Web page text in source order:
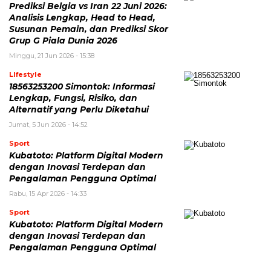
Prediksi Belgia vs Iran 22 Juni 2026:
Analisis Lengkap, Head to Head,
Susunan Pemain, dan Prediksi Skor
Grup G Piala Dunia 2026
Minggu, 21 Jun 2026 - 15:38
LIfestyle
18563253200 Simontok: Informasi
Lengkap, Fungsi, Risiko, dan
Alternatif yang Perlu Diketahui
Jumat, 5 Jun 2026 - 14:52
Sport
Kubatoto: Platform Digital Modern
dengan Inovasi Terdepan dan
Pengalaman Pengguna Optimal
Rabu, 15 Apr 2026 - 14:33
Sport
Kubatoto: Platform Digital Modern
dengan Inovasi Terdepan dan
Pengalaman Pengguna Optimal